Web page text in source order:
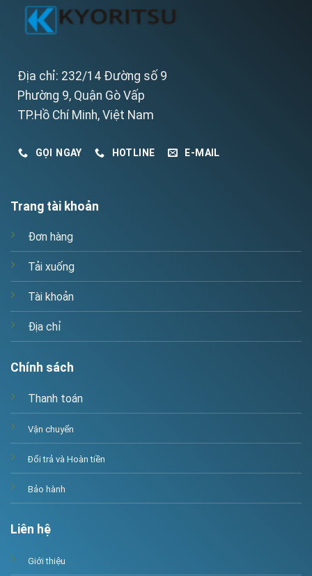
Địa chỉ: 232/14 Đường số 9
Phường 9, Quận Gò Vấp
TP.Hồ Chí Minh, Việt Nam
GỌI NGAY HOTLINE E-MAIL
Trang tài khoản
Đơn hàng
Tải xuống
Tài khoản
Địa chỉ
Chính sách
Thanh toán
Vận chuyển
Đổi trả và Hoàn tiền
Bảo hành
Liên hệ
Giới thiệu